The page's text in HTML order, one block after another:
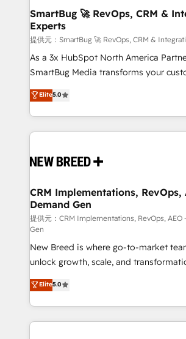
We are built for the work.
を、CRMを軸とした全社共通基盤に再構
思決定者・PMO・現場担当者に並走します
HubSpot導入・活用支援 顧客データの
GTMの見える化・自動化まで。全Hub
タ品質設計、グループ横断のCRM統合
の一部をAIが自律実行する組織への移行
Breeze・Claude等をHubSpotと連携さ
革を、構想から実装・定着までPMOとし
の統合・浸透・変革管理を実行します。 ▸ CMS戦略設
計・構築：リード獲得・CVR・SEOを前
計・導線設計・テンプレート設計を
提供。 ▸ 既存CRM・MAからの移行支援
Marketo・Pardot等からの移行、カス
データ移行と活用設計まで。 ▸ AEO対応
ンツとサイト構造を最適化。 🏆 なぜ100incを選ぶの
か？ ✓ HubSpot Eliteパートナー認定
ード受賞・HUGリーダー ✓
SmartBug 🚀 RevOps, CRM &
Experts
提供元：SmartBug 🚀 RevOps, CRM &
As a 3x HubSpot North America
SmartBug Media transforms your
into a revenue engine. Our unified
includes specialized divisions Globalia
Software) and Point Success Media
making this the official home for all
and system integrations powered by
trainers to drive platform adoption. 📈 Revenue
Generation - Full-funnel marketing and high-
performance advertising via Point
Expert deployment of Breeze AI and
to automate growth. 🏆 Elite Excellence - 8 platform
accreditations and deep HIPAA-
expertise. - A team of 250+ experts dedicated to
your resilient growth.
Elite5.0
CRM Implementations, RevOps,
Demand Gen
提供元：CRM Implementations, RevOps, AEO
Gen
New Breed is where go-to-market
unlock growth, scale, and
companies activate HubSpot’s AI-
customer platform and operationalize
Loop Marketing framework through
services, smart agents, and purpose-
Elite5.0